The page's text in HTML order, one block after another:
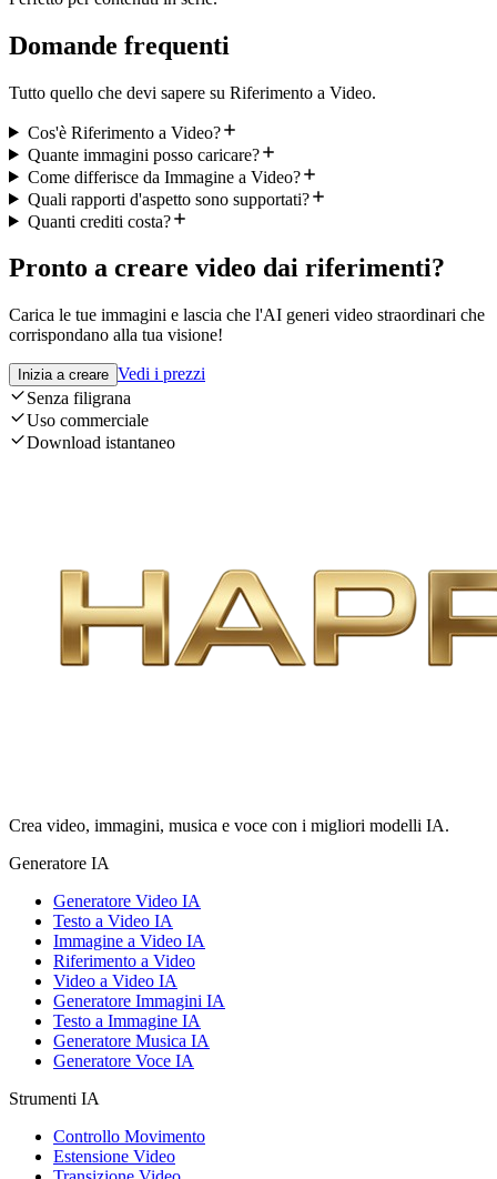
Domande frequenti
Tutto quello che devi sapere su Riferimento a Video.
Cos'è Riferimento a Video?
Quante immagini posso caricare?
Come differisce da Immagine a Video?
Quali rapporti d'aspetto sono supportati?
Quanti crediti costa?
Pronto a creare video dai riferimenti?
Carica le tue immagini e lascia che l'AI generi video straordinari che
corrispondano alla tua visione!
Inizia a creare Vedi i prezzi
Senza filigrana
Uso commerciale
Download istantaneo
Crea video, immagini, musica e voce con i migliori modelli IA.
Generatore IA
Generatore Video IA
Testo a Video IA
Immagine a Video IA
Riferimento a Video
Video a Video IA
Generatore Immagini IA
Testo a Immagine IA
Generatore Musica IA
Generatore Voce IA
Strumenti IA
Controllo Movimento
Estensione Video